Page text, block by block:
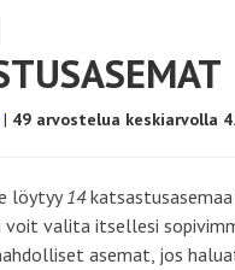
| 49 arvostelua keskiarvolla
löytyy14katsastusasemaa
valita itsellesi
asemat, jos